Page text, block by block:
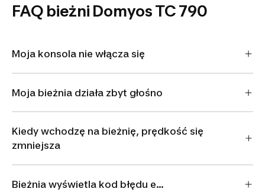
FAQ bieżni Domyos TC 790
Moja konsola nie włącza się
Moja bieżnia działa zbyt głośno
Kiedy wchodzę na bieżnię, prędkość się
zmniejsza
Bieżnia wyświetla kod błędu e…